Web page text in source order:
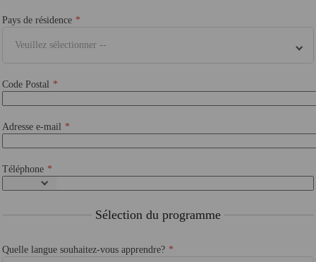
Pays de résidence
Veuillez sélectionner --
Code Postal
Adresse e-mail
Téléphone
Sélection du programme
Quelle langue souhaitez-vous apprendre?